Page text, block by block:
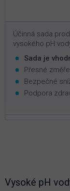
Účinná sada
vysokého pH
Sada je
Přesné
Bezpečné
Podpora
Vysoké pH